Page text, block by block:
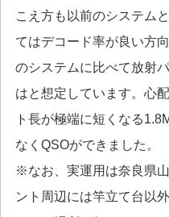
こえ方も以前のシステム
てはデコード率が良い方
のシステムに比べて放射
はと想定しています。心
ト長が極端に短くなる
なくQSOができました。
※なお、実運用は奈良県
ント周辺には竿立て台以